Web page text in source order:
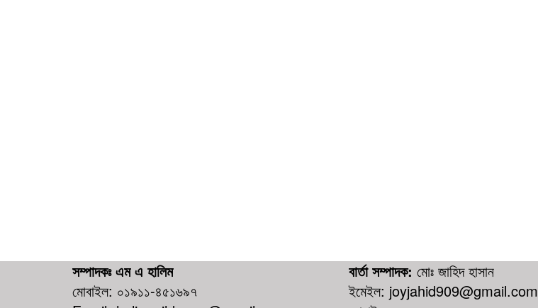
সম্পাদকঃ এম এ হালিম
মোবাইল: ০১৯১১-৪৫১৬৯৭
বার্তা সম্পাদক: মোঃ জাহিদ হাসান
ইমেইল: joyjahid909@gmail.com